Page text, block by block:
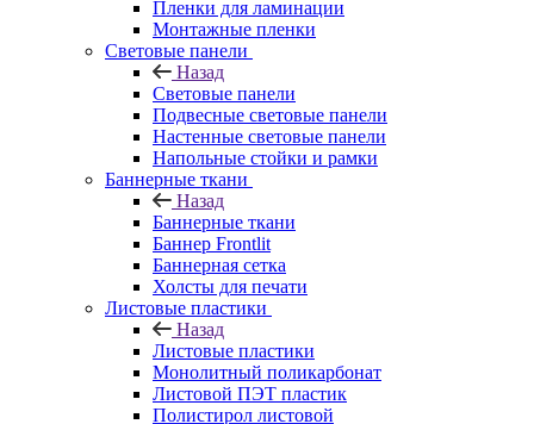
Пленки для ламинации
Монтажные пленки
Световые панели
Назад
Световые панели
Подвесные световые панели
Настенные световые панели
Напольные стойки и рамки
Баннерные ткани
Назад
Баннерные ткани
Баннер Frontlit
Баннерная сетка
Холсты для печати
Листовые пластики
Назад
Листовые пластики
Монолитный поликарбонат
Листовой ПЭТ пластик
Полистирол листовой